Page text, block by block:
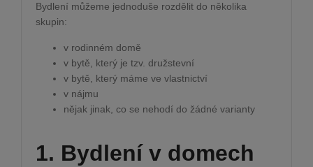
Bydlení můžeme jednoduše rozdělit do několika
skupin:
v rodinném domě
v bytě, který je tzv. družstevní
v bytě, který máme ve vlastnictví
v nájmu
nějak jinak, co se nehodí do žádné varianty
1. Bydlení v domech